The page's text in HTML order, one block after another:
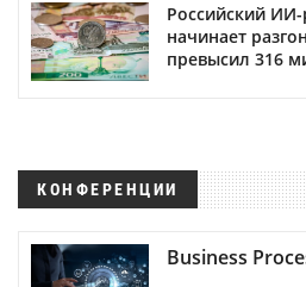
Российский
начинает
превысил 316
КОНФЕРЕНЦИИ
Business